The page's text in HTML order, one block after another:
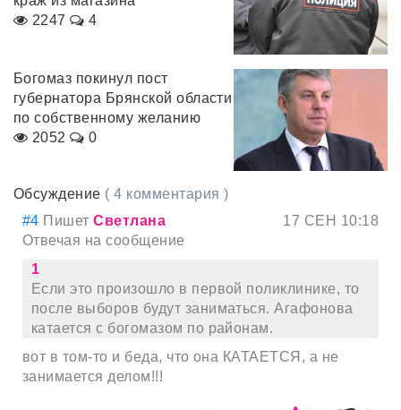
2247
4
Богомаз покинул пост
губернатора Брянской области
по собственному желанию
2052
0
Обсуждение ( 4 комментария )
#4 ПишетСветлана
17 СЕН 10:18
Отвечая на сообщение
1
Если это произошло в первой поликлинике, то
после выборов будут заниматься. Агафонова
катается с богомазом по районам.
вот в том-то и беда, что она КАТАЕТСЯ, а не
занимается делом!!!